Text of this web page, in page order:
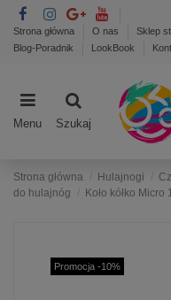
Strona główna O nas Sklep
Blog-Poradnik
LookBook
Menu Szukaj
Strona główna Hulajnogi
do hulajnóg
Koło kółko
Promocja -10%